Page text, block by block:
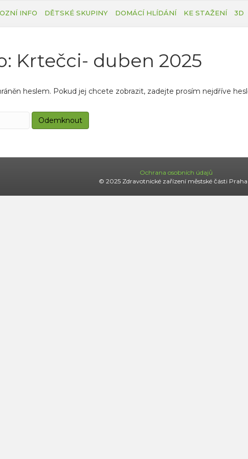
INFO DĚTSKÉ SKUPINY DOMÁCÍ HLÍDÁNÍ KE STAŽENÍ 3D
Krtečci- duben 2025
heslem. Pokud jej chcete zobrazit, zadejte prosím nejdříve
Ochrana osobních údajů
© 2025 Zdravotnické zařízení městské části